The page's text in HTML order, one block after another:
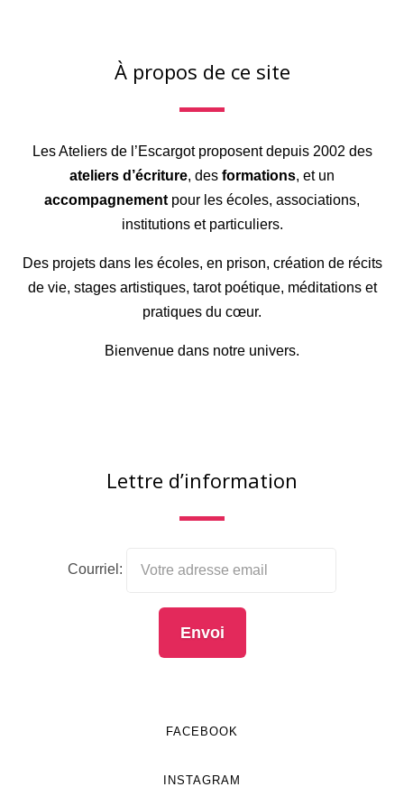
À propos de ce site
Les Ateliers de l’Escargot proposent depuis 2002 des
ateliers d’écriture, des formations, et un
accompagnement pour les écoles, associations,
institutions et particuliers.
Des projets dans les écoles, en prison, création de récits
de vie, stages artistiques, tarot poétique, méditations et
pratiques du cœur.
Bienvenue dans notre univers.
Lettre d’information
Courriel:
FACEBOOK
INSTAGRAM